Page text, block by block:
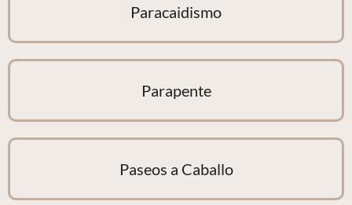
Paracaidismo
Parapente
Paseos a Caballo